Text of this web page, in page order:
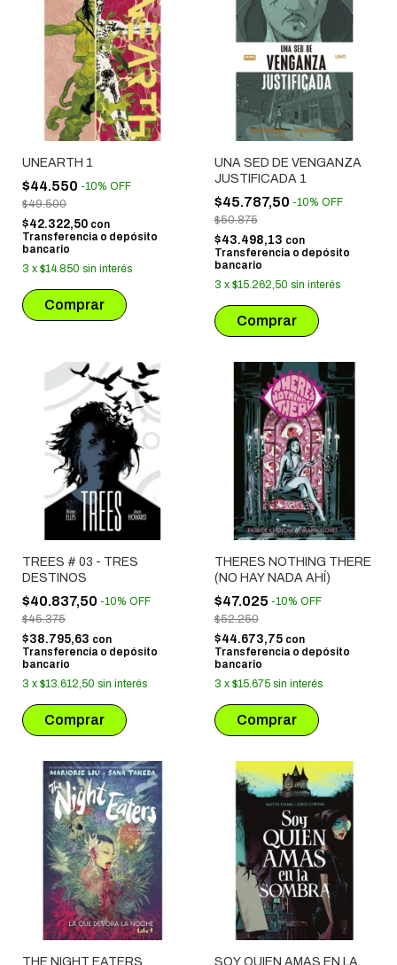
UNEARTH 1
$44.550 -10% OFF
$49.500
$42.322,50 con
Transferencia o depósito
bancario
3 x $14.850 sin interés
UNA SED DE VENGANZA
JUSTIFICADA 1
$45.787,50 -10% OFF
$50.875
$43.498,13 con
Transferencia o depósito
bancario
3 x $15.262,50 sin interés
TREES # 03 - TRES
DESTINOS
$40.837,50 -10% OFF
$45.375
$38.795,63 con
Transferencia o depósito
bancario
3 x $13.612,50 sin interés
THERES NOTHING THERE
(NO HAY NADA AHÍ)
$47.025 -10% OFF
$52.250
$44.673,75 con
Transferencia o depósito
bancario
3 x $15.675 sin interés
THE NIGHT EATERS SOY QUIEN AMAS EN LA